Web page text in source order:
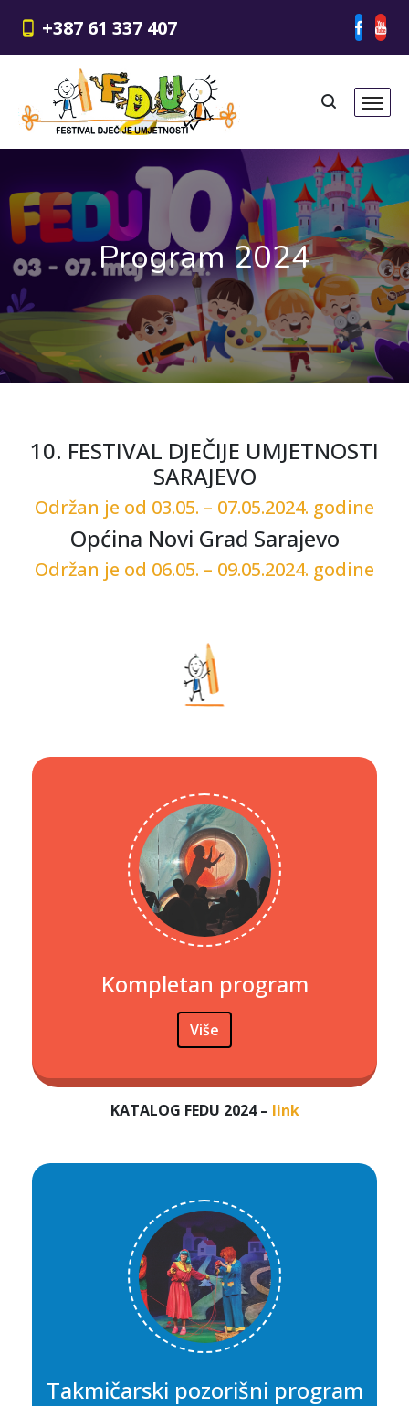
+387 61 337 407
Program 2024
10. FESTIVAL DJEČIJE UMJETNOSTI
SARAJEVO
Održan je od 03.05. – 07.05.2024. godine
Općina Novi Grad Sarajevo
Održan je od 06.05. – 09.05.2024. godine
Kompletan program
Više
KATALOG FEDU 2024 – link
Takmičarski pozorišni program